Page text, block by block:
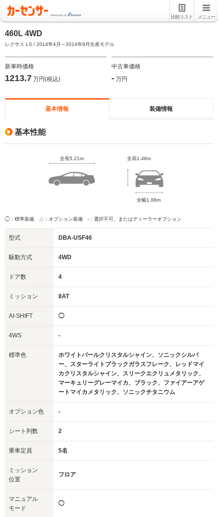
比較リスト メニュー
460L 4WD
レクサス LS / 2014年4月～2014年9月生産モデル
新車時価格
1213.7 万円(税込)
中古車価格
- 万円
基本情報 装備情報
基本性能
全長5.21m 全高1.48m
全幅1.88m
◯：標準装備 △：オプション装備 -：選択不可、またはディーラーオプション
型式 DBA-USF46
駆動方式 4WD
ドア数 4
ミッション 8AT
AI-SHIFT ◯
4WS -
標準色
ホワイトパールクリスタルシャイン、ソニックシルバ
ー、スターライトブラックガラスフレーク、レッドマイ
カクリスタルシャイン、スリークエクリュメタリック、
マーキュリーグレーマイカ、ブラック、ファイアーアゲ
ートマイカメタリック、ソニックチタニウム
オプション色 -
シート列数 2
乗車定員 5名
ミッション
位置
フロア
マニュアル
モード
◯